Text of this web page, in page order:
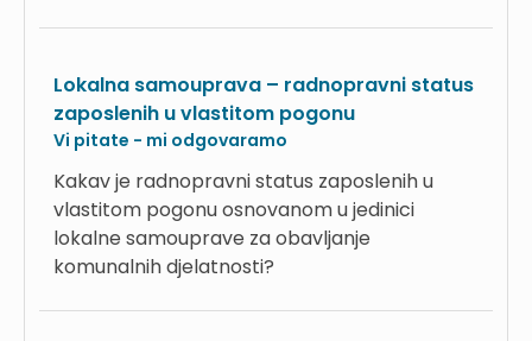
Lokalna samouprava – radnopravni status
zaposlenih u vlastitom pogonu
Vi pitate - mi odgovaramo
Kakav je radnopravni status zaposlenih u
vlastitom pogonu osnovanom u jedinici
lokalne samouprave za obavljanje
komunalnih djelatnosti?